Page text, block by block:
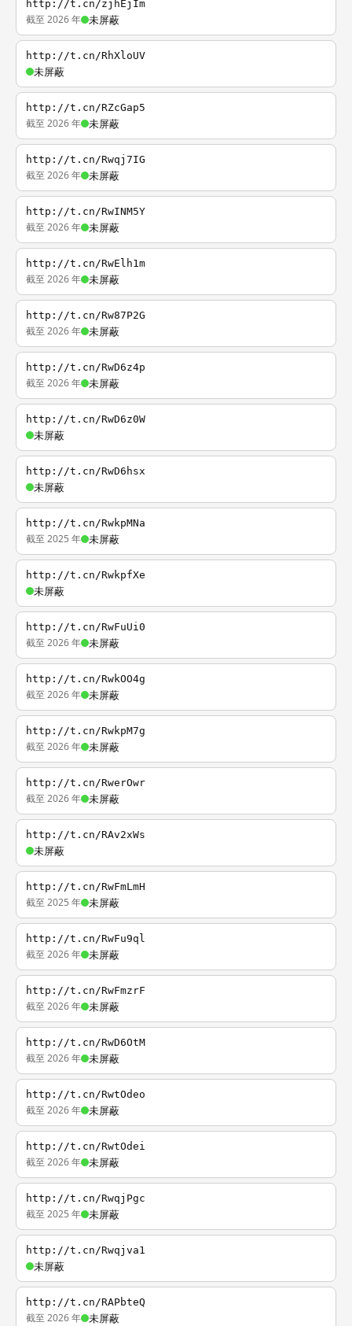
http://t.cn/zjhEjIm
截至 2026 年 未屏蔽
http://t.cn/RhXloUV
未屏蔽
http://t.cn/RZcGap5
截至 2026 年 未屏蔽
http://t.cn/Rwqj7IG
截至 2026 年 未屏蔽
http://t.cn/RwINM5Y
截至 2026 年 未屏蔽
http://t.cn/RwElh1m
截至 2026 年 未屏蔽
http://t.cn/Rw87P2G
截至 2026 年 未屏蔽
http://t.cn/RwD6z4p
截至 2026 年 未屏蔽
http://t.cn/RwD6z0W
未屏蔽
http://t.cn/RwD6hsx
未屏蔽
http://t.cn/RwkpMNa
截至 2025 年 未屏蔽
http://t.cn/RwkpfXe
未屏蔽
http://t.cn/RwFuUi0
截至 2026 年 未屏蔽
http://t.cn/RwkOO4g
截至 2026 年 未屏蔽
http://t.cn/RwkpM7g
截至 2026 年 未屏蔽
http://t.cn/RwerOwr
截至 2026 年 未屏蔽
http://t.cn/RAv2xWs
未屏蔽
http://t.cn/RwFmLmH
截至 2025 年 未屏蔽
http://t.cn/RwFu9ql
截至 2026 年 未屏蔽
http://t.cn/RwFmzrF
截至 2026 年 未屏蔽
http://t.cn/RwD6OtM
截至 2026 年 未屏蔽
http://t.cn/RwtOdeo
截至 2026 年 未屏蔽
http://t.cn/RwtOdei
截至 2026 年 未屏蔽
http://t.cn/RwqjPgc
截至 2025 年 未屏蔽
http://t.cn/Rwqjva1
未屏蔽
http://t.cn/RAPbteQ
截至 2026 年 未屏蔽